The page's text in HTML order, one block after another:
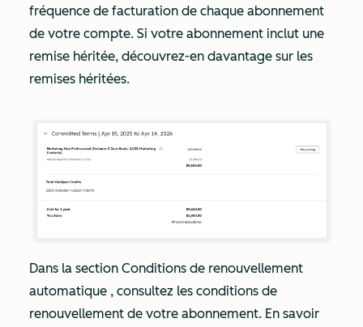
fréquence de facturation de chaque abonnement
de votre compte. Si votre abonnement inclut une
remise héritée, découvrez-en davantage sur les
remises héritées.
Dans la section Conditions de renouvellement
automatique , consultez les conditions de
renouvellement de votre abonnement. En savoir